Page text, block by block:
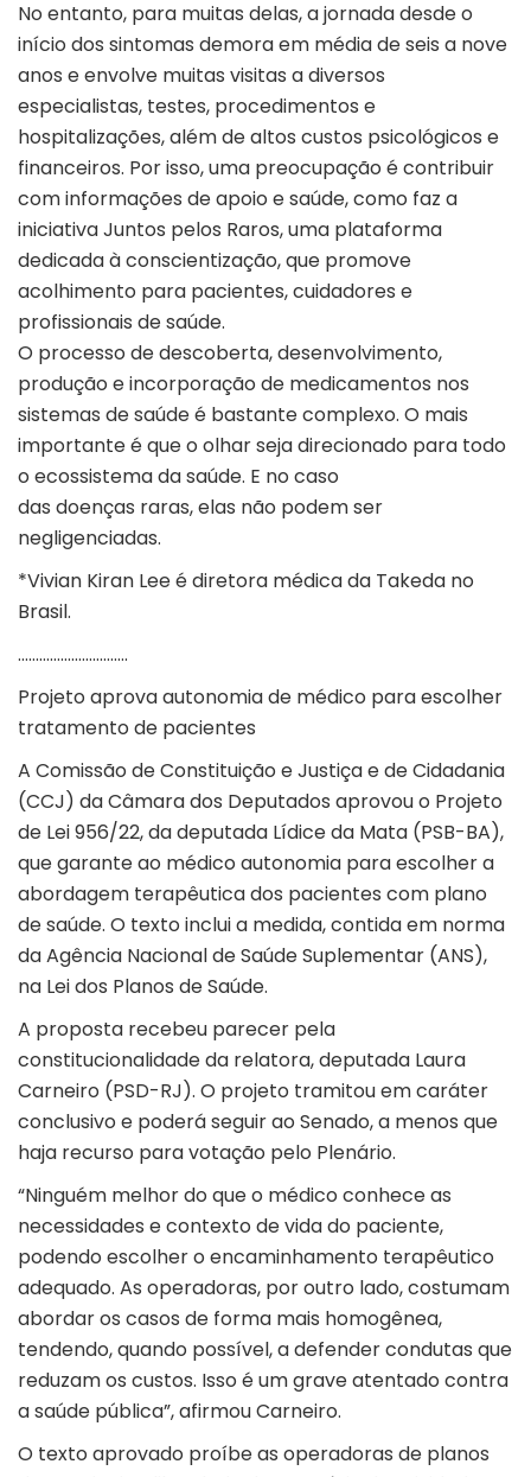
No entanto, para muitas delas, a jornada desde o
início dos sintomas demora em média de seis a nove
anos e envolve muitas visitas a diversos
especialistas, testes, procedimentos e
hospitalizações, além de altos custos psicológicos e
financeiros. Por isso, uma preocupação é contribuir
com informações de apoio e saúde, como faz a
iniciativa Juntos pelos Raros, uma plataforma
dedicada à conscientização, que promove
acolhimento para pacientes, cuidadores e
profissionais de saúde.
O processo de descoberta, desenvolvimento,
produção e incorporação de medicamentos nos
sistemas de saúde é bastante complexo. O mais
importante é que o olhar seja direcionado para todo
o ecossistema da saúde. E no caso
das doenças raras, elas não podem ser
negligenciadas.
*Vivian Kiran Lee é diretora médica da Takeda no
Brasil.
………………………….
Projeto aprova autonomia de médico para escolher
tratamento de pacientes
A Comissão de Constituição e Justiça e de Cidadania
(CCJ) da Câmara dos Deputados aprovou o Projeto
de Lei 956/22, da deputada Lídice da Mata (PSB-BA),
que garante ao médico autonomia para escolher a
abordagem terapêutica dos pacientes com plano
de saúde. O texto inclui a medida, contida em norma
da Agência Nacional de Saúde Suplementar (ANS),
na Lei dos Planos de Saúde.
A proposta recebeu parecer pela
constitucionalidade da relatora, deputada Laura
Carneiro (PSD-RJ). O projeto tramitou em caráter
conclusivo e poderá seguir ao Senado, a menos que
haja recurso para votação pelo Plenário.
“Ninguém melhor do que o médico conhece as
necessidades e contexto de vida do paciente,
podendo escolher o encaminhamento terapêutico
adequado. As operadoras, por outro lado, costumam
abordar os casos de forma mais homogênea,
tendendo, quando possível, a defender condutas que
reduzam os custos. Isso é um grave atentado contra
a saúde pública”, afirmou Carneiro.
O texto aprovado proíbe as operadoras de planos